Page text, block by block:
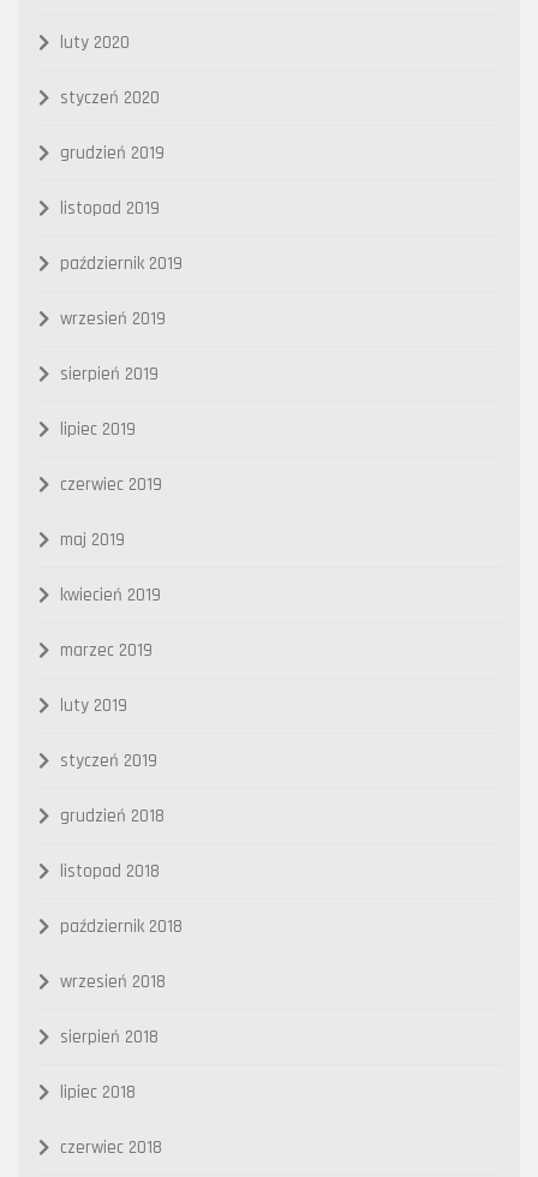
luty 2020
styczeń 2020
grudzień 2019
listopad 2019
październik 2019
wrzesień 2019
sierpień 2019
lipiec 2019
czerwiec 2019
maj 2019
kwiecień 2019
marzec 2019
luty 2019
styczeń 2019
grudzień 2018
listopad 2018
październik 2018
wrzesień 2018
sierpień 2018
lipiec 2018
czerwiec 2018